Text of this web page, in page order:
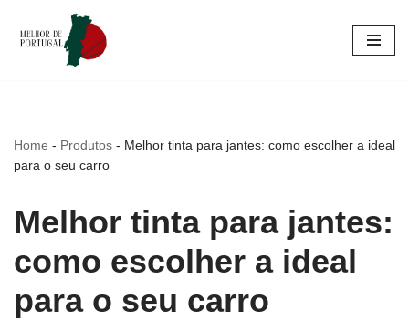
Skip
Home - Produtos - Melhor tinta para jantes: como escolher a ideal
para o seu carro
Melhor tinta para jantes:
como escolher a ideal
para o seu carro